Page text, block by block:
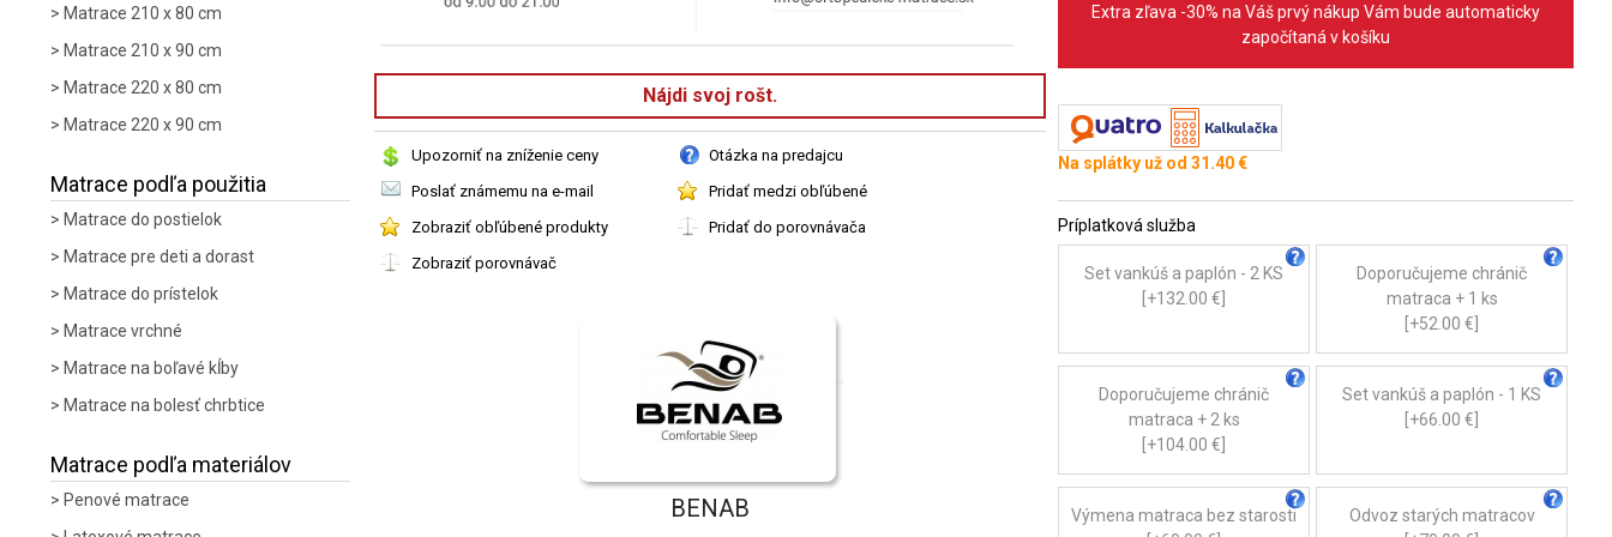
Matrace 210 x 80 cm
Matrace 210 x 90 cm
Matrace 220 x 80 cm
Matrace 220 x 90 cm
Matrace podľa použitia
Matrace do postielok
Matrace pre deti a dorast
Matrace do prístelok
Matrace vrchné
Matrace na boľavé kĺby
Matrace na bolesť chrbtice
Matrace podľa materiálov
Penové matrace
Nájdi svoj rošt.
Upozorniť na zníženie ceny
Otázka na predajcu
Poslať známemu na e-mail
Pridať medzi obľúbené
Zobraziť obľúbené produkty
Pridať do porovnávača
Zobraziť porovnávač
BENAB
Extra zľava -30% na Váš prvý nákup Vám bude automaticky
započítaná v košíku
Na splátky už od 31.40 €
Príplatková služba
Set vankúš a paplón - 2 KS
[+132.00 €]
Doporučujeme chránič
matraca + 1 ks
[+52.00 €]
Doporučujeme chránič
matraca + 2 ks
[+104.00 €]
Set vankúš a paplón - 1 KS
[+66.00 €]
Výmena matraca bez starosti
Odvoz starých matracov